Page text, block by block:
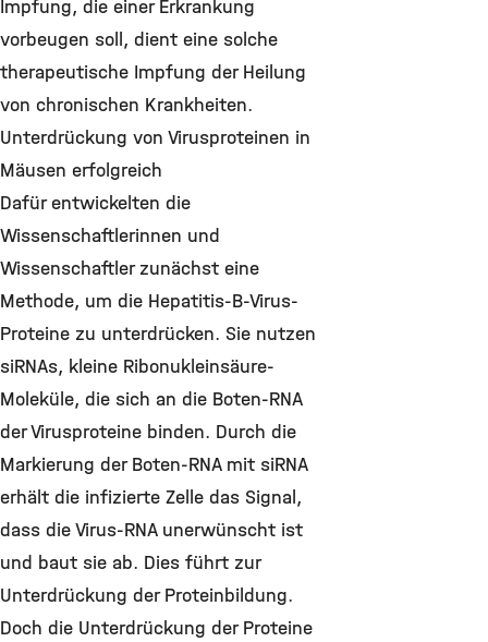
Impfung, die einer Erkrankung
vorbeugen soll, dient eine solche
therapeutische Impfung der Heilung
von chronischen Krankheiten.
Unterdrückung von Virusproteinen in
Mäusen erfolgreich
Dafür entwickelten die
Wissenschaftlerinnen und
Wissenschaftler zunächst eine
Methode, um die Hepatitis-B-Virus-
Proteine zu unterdrücken. Sie nutzen
siRNAs, kleine Ribonukleinsäure-
Moleküle, die sich an die Boten-RNA
der Virusproteine binden. Durch die
Markierung der Boten-RNA mit siRNA
erhält die infizierte Zelle das Signal,
dass die Virus-RNA unerwünscht ist
und baut sie ab. Dies führt zur
Unterdrückung der Proteinbildung.
Doch die Unterdrückung der Proteine